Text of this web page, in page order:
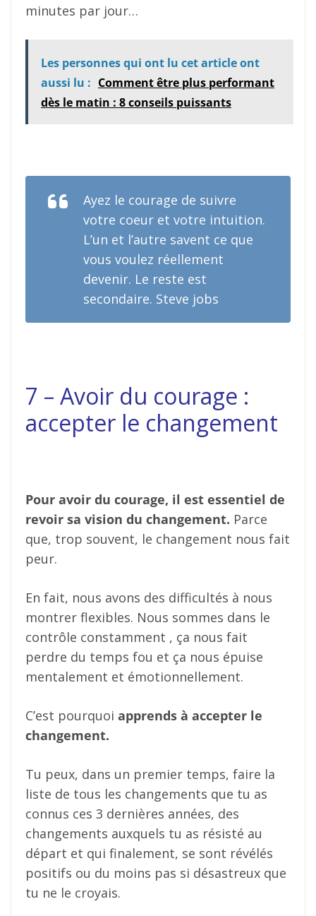
minutes par jour…
Les personnes qui ont lu cet article ont
aussi lu : Comment être plus performant
dès le matin : 8 conseils puissants
Ayez le courage de suivre
votre coeur et votre intuition.
L’un et l’autre savent ce que
vous voulez réellement
devenir. Le reste est
secondaire. Steve jobs
7 – Avoir du courage :
accepter le changement
Pour avoir du courage, il est essentiel de
revoir sa vision du changement. Parce
que, trop souvent, le changement nous fait
peur.
En fait, nous avons des difficultés à nous
montrer flexibles. Nous sommes dans le
contrôle constamment , ça nous fait
perdre du temps fou et ça nous épuise
mentalement et émotionnellement.
C’est pourquoi apprends à accepter le
changement.
Tu peux, dans un premier temps, faire la
liste de tous les changements que tu as
connus ces 3 dernières années, des
changements auxquels tu as résisté au
départ et qui finalement, se sont révélés
positifs ou du moins pas si désastreux que
tu ne le croyais.